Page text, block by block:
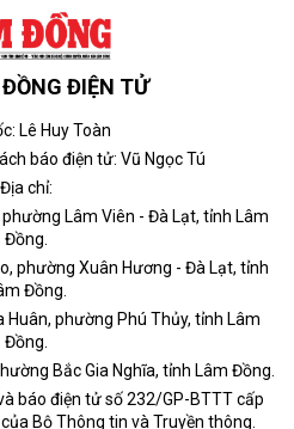
ĐIỆN TỬ
Lê Huy Toàn
báo điện tử: Vũ Ngọc Tú
Địa chỉ:
Lâm Viên - Đà Lạt, tỉnh Lâm
Đồng.
phường Xuân Hương - Đà Lạt, tỉnh
Đồng.
Huân, phường Phú Thủy, tỉnh Lâm
Đồng.
Bắc Gia Nghĩa, tỉnh Lâm Đồng.
báo điện tử số 232/GP-BTTT cấp
Bộ Thông tin và Truyền thông.